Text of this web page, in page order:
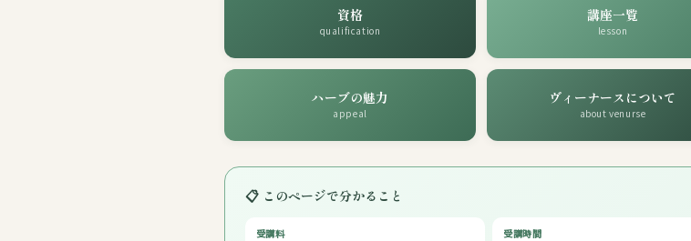
資格
qualification
講座一覧
lesson
ハーブの魅力
appeal
ヴィーナースについて
about venurse
📋 このページで分かること
受講料 受講時間